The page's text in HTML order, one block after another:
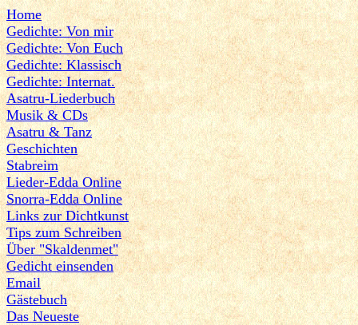
Home
Gedichte: Von mir
Gedichte: Von Euch
Gedichte: Klassisch
Gedichte: Internat.
Asatru-Liederbuch
Musik & CDs
Asatru & Tanz
Geschichten
Stabreim
Lieder-Edda Online
Snorra-Edda Online
Links zur Dichtkunst
Tips zum Schreiben
Über "Skaldenmet"
Gedicht einsenden
Email
Gästebuch
Das Neueste